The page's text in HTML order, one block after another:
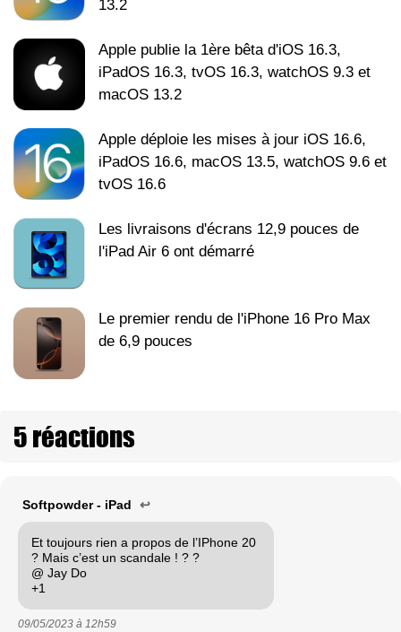
13.2
Apple publie la 1ère bêta d'iOS 16.3,
iPadOS 16.3, tvOS 16.3, watchOS 9.3 et
macOS 13.2
Apple déploie les mises à jour iOS 16.6,
iPadOS 16.6, macOS 13.5, watchOS 9.6 et
tvOS 16.6
Les livraisons d'écrans 12,9 pouces de
l'iPad Air 6 ont démarré
Le premier rendu de l'iPhone 16 Pro Max
de 6,9 pouces
5 réactions
Softpowder - iPad ↩
Et toujours rien a propos de l’IPhone 20
? Mais c’est un scandale ! ? ?
@ Jay Do
+1
09/05/2023 à 12h59